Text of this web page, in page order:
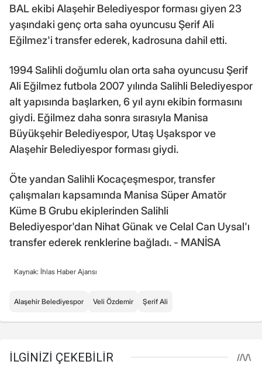
BAL ekibi Alaşehir Belediyespor forması giyen 23
yaşındaki genç orta saha oyuncusu Şerif Ali
Eğilmez'i transfer ederek, kadrosuna dahil etti.
1994 Salihli doğumlu olan orta saha oyuncusu Şerif
Ali Eğilmez futbola 2007 yılında Salihli Belediyespor
alt yapısında başlarken, 6 yıl aynı ekibin formasını
giydi. Eğilmez daha sonra sırasıyla Manisa
Büyükşehir Belediyespor, Utaş Uşakspor ve
Alaşehir Belediyespor forması giydi.
Öte yandan Salihli Kocaçeşmespor, transfer
çalışmaları kapsamında Manisa Süper Amatör
Küme B Grubu ekiplerinden Salihli
Belediyespor'dan Nihat Günak ve Celal Can Uysal'ı
transfer ederek renklerine bağladı. - MANİSA
Kaynak: İhlas Haber Ajansı
Alaşehir Belediyespor Veli Özdemir Şerif Ali